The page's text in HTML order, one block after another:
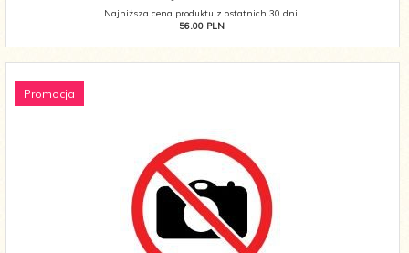
Najniższa cena produktu z ostatnich 30 dni:
56.00 PLN
Promocja